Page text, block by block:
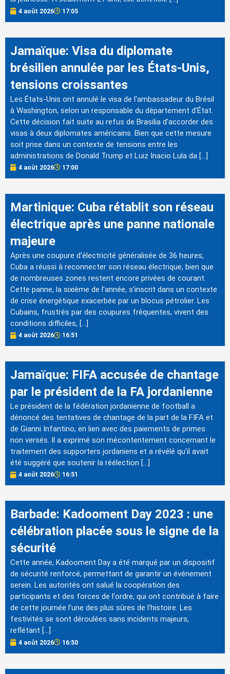
4 août 2026 17:05
Jamaïque: Visa du diplomate
brésilien annulée par les États-Unis,
tensions croissantes
Les États-Unis ont annulé le visa de l'ambassadeur du Brésil
à Washington, selon un responsable du département d'État.
Cette décision fait suite au refus de Brasilia d'accorder des
visas à deux diplomates américains. Bien que cette mesure
soit prise dans un contexte de tensions entre les
administrations de Donald Trump et Luiz Inacio Lula da […]
4 août 2026 17:00
Martinique: Cuba rétablit son réseau
électrique après une panne nationale
majeure
Après une coupure d'électricité généralisée de 36 heures,
Cuba a réussi à reconnecter son réseau électrique, bien que
de nombreuses zones restent encore privées de courant.
Cette panne, la sixième de l'année, s'inscrit dans un contexte
de crise énergétique exacerbée par un blocus pétrolier. Les
Cubains, frustrés par des coupures fréquentes, vivent des
conditions difficiles, […]
4 août 2026 16:51
Jamaïque: FIFA accusée de chantage
par le président de la FA jordanienne
Le président de la fédération jordanienne de football a
dénoncé des tentatives de chantage de la part de la FIFA et
de Gianni Infantino, en lien avec des paiements de primes
non versés. Il a exprimé son mécontentement concernant le
traitement des supporters jordaniens et a révélé qu'il avait
été suggéré que soutenir la réélection […]
4 août 2026 16:51
Barbade: Kadooment Day 2023 : une
célébration placée sous le signe de la
sécurité
Cette année, Kadooment Day a été marqué par un dispositif
de sécurité renforcé, permettant de garantir un événement
serein. Les autorités ont salué la coopération des
participants et des forces de l'ordre, qui ont contribué à faire
de cette journée l'une des plus sûres de l'histoire. Les
festivités se sont déroulées sans incidents majeurs,
reflétant […]
4 août 2026 16:50